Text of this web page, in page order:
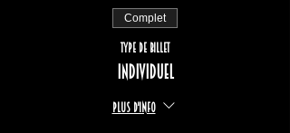
Complet
Type de billet
Individuel
Plus d'info